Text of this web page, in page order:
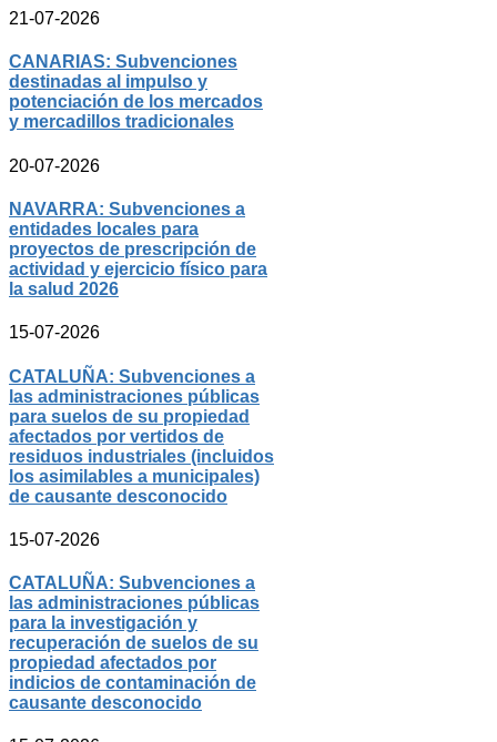
21-07-2026
CANARIAS: Subvenciones
destinadas al impulso y
potenciación de los mercados
y mercadillos tradicionales
20-07-2026
NAVARRA: Subvenciones a
entidades locales para
proyectos de prescripción de
actividad y ejercicio físico para
la salud 2026
15-07-2026
CATALUÑA: Subvenciones a
las administraciones públicas
para suelos de su propiedad
afectados por vertidos de
residuos industriales (incluidos
los asimilables a municipales)
de causante desconocido
15-07-2026
CATALUÑA: Subvenciones a
las administraciones públicas
para la investigación y
recuperación de suelos de su
propiedad afectados por
indicios de contaminación de
causante desconocido